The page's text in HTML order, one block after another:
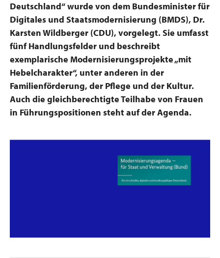
Deutschland“ wurde von dem Bundesminister für
Digitales und Staatsmodernisierung (BMDS), Dr.
Karsten Wildberger (CDU), vorgelegt. Sie umfasst
fünf Handlungsfelder und beschreibt
exemplarische Modernisierungsprojekte „mit
Hebelcharakter“, unter anderen in der
Familienförderung, der Pflege und der Kultur.
Auch die gleichberechtigte Teilhabe von Frauen
in Führungspositionen steht auf der Agenda.